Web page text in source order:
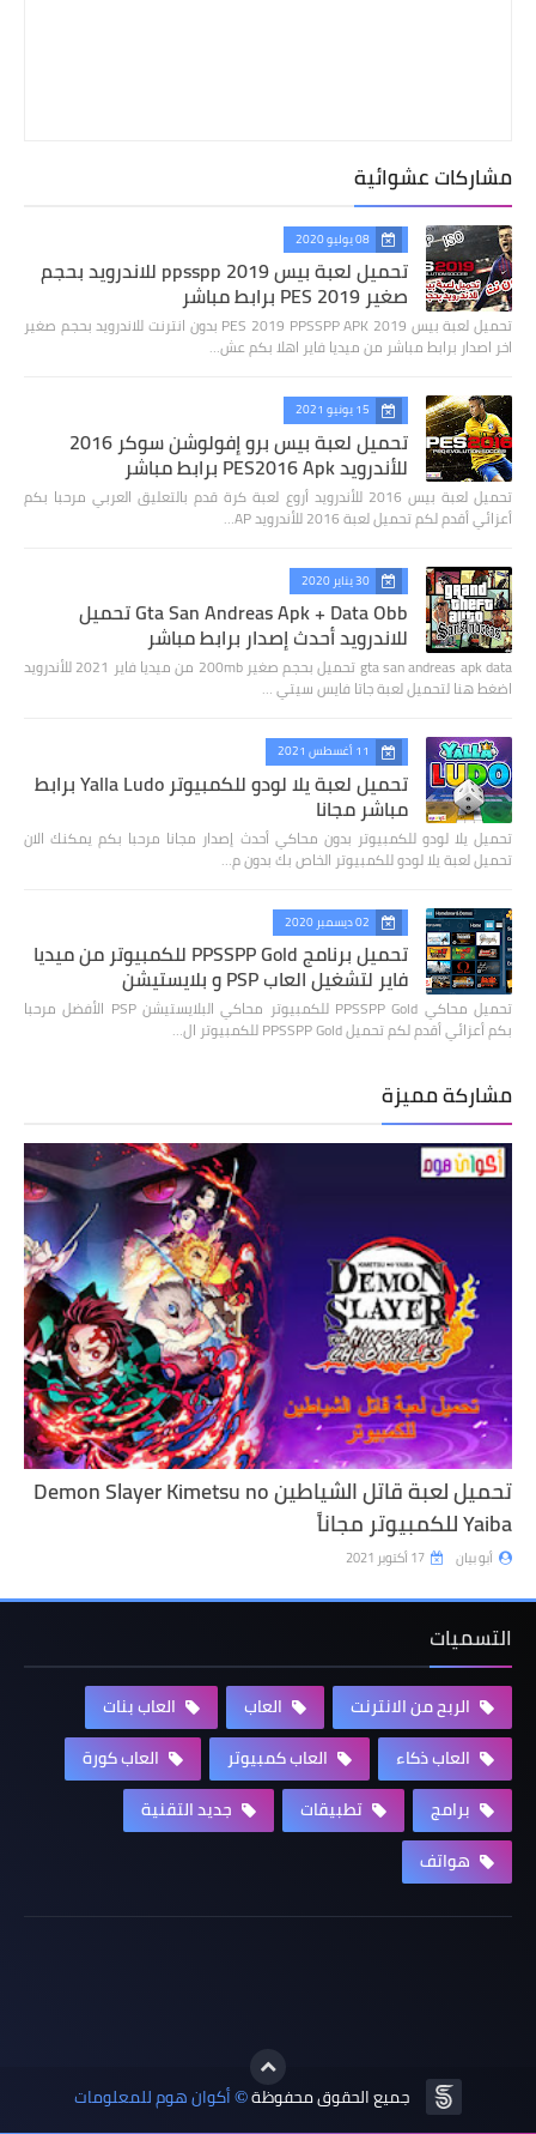
مشاركات عشوائية
08 يوليو 2020
تحميل لعبة بيس 2019 ppsspp للاندرويد بحجم
صغير PES 2019 برابط مباشر
تحميل لعبة بيس 2019 PES 2019 PPSSPP APK بدون انترنت للاندرويد بحجم صغير
اخر اصدار برابط مباشر من ميديا فاير اهلا بكم عش…
15 يونيو 2021
تحميل لعبة بيس برو إفولوشن سوكر 2016
للأندرويد PES2016 Apk برابط مباشر
تحميل لعبة بيس 2016 للأندرويد أروع لعبة كرة قدم بالتعليق العربي مرحبا بكم
أعزائي أقدم لكم تحميل لعبة 2016 للأندرويد AP…
30 يناير 2020
Gta San Andreas Apk + Data Obb تحميل
للاندرويد أحدث إصدار برابط مباشر
gta san andreas apk data تحميل بحجم صغير 200mb من ميديا فاير 2021 للأندرويد
اضغط هنا لتحميل لعبة جاتا فايس سيتي …
11 أغسطس 2021
تحميل لعبة يلا لودو للكمبيوتر Yalla Ludo برابط
مباشر مجانا
تحميل يلا لودو للكمبيوتر بدون محاكي أحدث إصدار مجانا مرحبا بكم يمكنك الان
تحميل لعبة يلا لودو للكمبيوتر الخاص بك بدون م…
02 ديسمبر 2020
تحميل برنامج PPSSPP Gold للكمبيوتر من ميديا
فاير لتشغيل العاب PSP و بلايستيشن
تحميل محاكي PPSSPP Gold للكمبيوتر محاكي البلايستيشن PSP الأفضل مرحبا
بكم أعزائي أقدم لكم تحميل PPSSPP Gold للكمبيوتر ال…
مشاركة مميزة
تحميل لعبة قاتل الشياطين Demon Slayer Kimetsu no
Yaiba للكمبيوتر مجاناً
أبو بيان 17 أكتوبر 2021
التسميات
الربح من الانترنت العاب
العاب بنات
العاب ذكاء
العاب كمبيوتر
العاب كورة
برامج
تطبيقات
جديد التقنية
هواتف
جميع الحقوق محفوظة©أكوان هوم للمعلومات